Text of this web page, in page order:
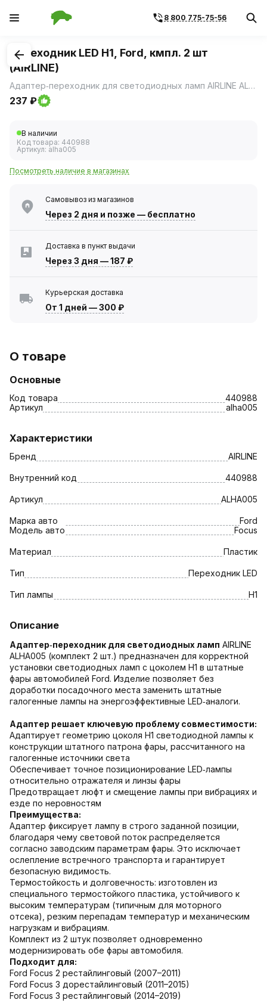
8 800 775-75-56
1/1
Переходник LED H1, Ford, кмпл. 2 шт
(AIRLINE)
Адаптер‑переходник для светодиодных ламп AIRLINE ALHA005 (комплект 2 шт.) предназначен для корректной установки светодиодных ламп с цоколем H1 в штатные фары автомобилей Ford.
237 ₽
В наличии
Код товара: 440988
Артикул: alha005
Посмотреть наличие в магазинах
Самовывоз из магазинов
Через 2 дня и позже — бесплатно
Доставка в пункт выдачи
Через 3 дня —187 ₽
Курьерская доставка
От 1 дней —300 ₽
О товаре
Основные
Код товара
440988
Артикул
alha005
Характеристики
Бренд AIRLINE
Внутренний код 440988
Артикул ALHA005
Марка авто
Ford
Модель авто
Focus
Материал Пластик
Тип Переходник LED
Тип лампы H1
Описание
Адаптер‑переходник для светодиодных ламп AIRLINE
ALHA005 (комплект 2 шт.) предназначен для корректной
установки светодиодных ламп с цоколем H1 в штатные
фары автомобилей Ford. Изделие позволяет без
доработки посадочного места заменить штатные
галогенные лампы на энергоэффективные LED‑аналоги.
Адаптер решает ключевую проблему совместимости:
Адаптирует геометрию цоколя H1 светодиодной лампы к
конструкции штатного патрона фары, рассчитанного на
галогенные источники света
Обеспечивает точное позиционирование LED‑лампы
относительно отражателя и линзы фары
Предотвращает люфт и смещение лампы при вибрациях и
езде по неровностям
Преимущества:
Адаптер фиксирует лампу в строго заданной позиции,
благодаря чему световой поток распределяется
согласно заводским параметрам фары. Это исключает
ослепление встречного транспорта и гарантирует
безопасную видимость.
Термостойкость и долговечность: изготовлен из
специального термостойкого пластика, устойчивого к
высоким температурам (типичным для моторного
отсека), резким перепадам температур и механическим
нагрузкам и вибрациям.
Комплект из 2 штук позволяет одновременно
модернизировать обе фары автомобиля.
Подходит для:
Ford Focus 2 рестайлинговый (2007–2011)
Ford Focus 3 дорестайлинговый (2011–2015)
Ford Focus 3 рестайлинговый (2014–2019)